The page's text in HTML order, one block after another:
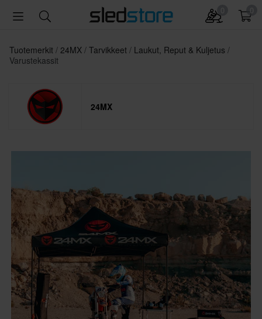
Tuotemerkit 24MX Tarvikkeet
Laukut, Reput & Kuljetus
Varustekassit
24MX